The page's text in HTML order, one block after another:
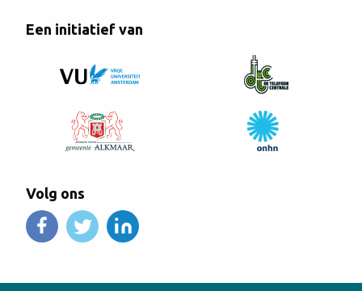
Een initiatief van
Volg ons